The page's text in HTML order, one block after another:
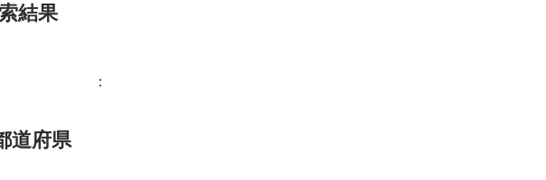
結果
道府県
：